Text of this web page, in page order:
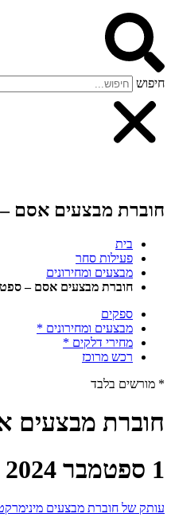
חיפוש
חוברת מבצעים אסם
בית
פעילות סחר
מבצעים ומחירונים
חוברת מבצעים אסם –
ספקים
מבצעים ומחירונים *
מחירי דלקים *
רכש מרוכז
* מורשים בלבד
חוברת מבצעים
1 ספטמבר 2024
עותק של חוברת מבצעים מינימרקטים